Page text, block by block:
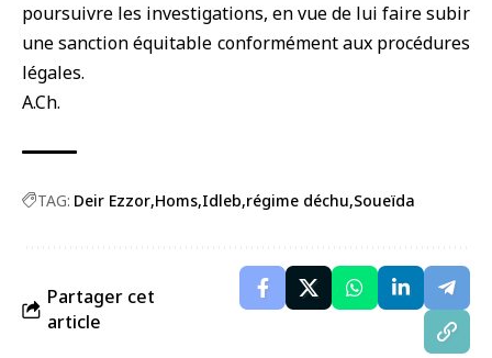
poursuivre les investigations, en vue de lui faire subir
une sanction équitable conformément aux procédures
légales.
A.Ch.
TAG: Deir Ezzor Homs Idleb régime déchu Soueïda
Partager cet
article